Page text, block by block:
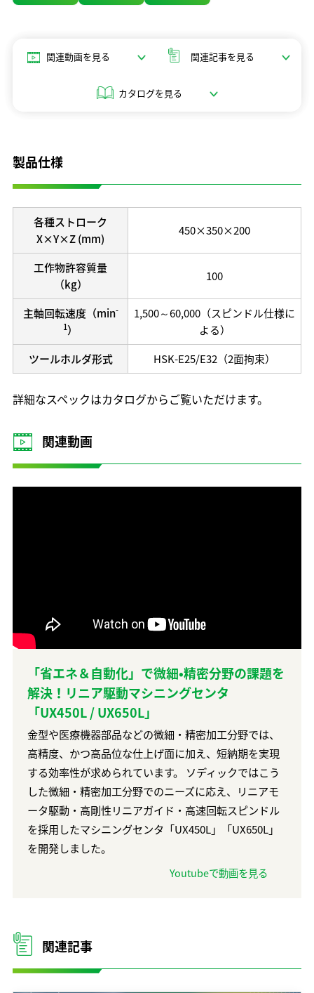
研究開発体制
関連動画を見る 関連記事を見る
カタログを見る
製品仕様
各種ストローク
X×Y×Z (mm)
450×350×200
工作物許容質量
（kg）
100
主軸回転速度（min-
1）
1,500～60,000（スピンドル仕様に
よる）
ツールホルダ形式
HSK-E25/E32（2面拘束）
詳細なスペックはカタログからご覧いただけます。
関連動画
「省エネ＆自動化」で微細•精密分野の課題を
解決！リニア駆動マシニングセンタ
「UX450L / UX650L」
金型や医療機器部品などの微細・精密加工分野では、
高精度、かつ高品位な仕上げ面に加え、短納期を実現
する効率性が求められています。 ソディックではこう
した微細・精密加工分野でのニーズに応え、リニアモ
ータ駆動・高剛性リニアガイド・高速回転スピンドル
を採用したマシニングセンタ「UX450L」「UX650L」
を開発しました。
Youtubeで動画を見る
関連記事